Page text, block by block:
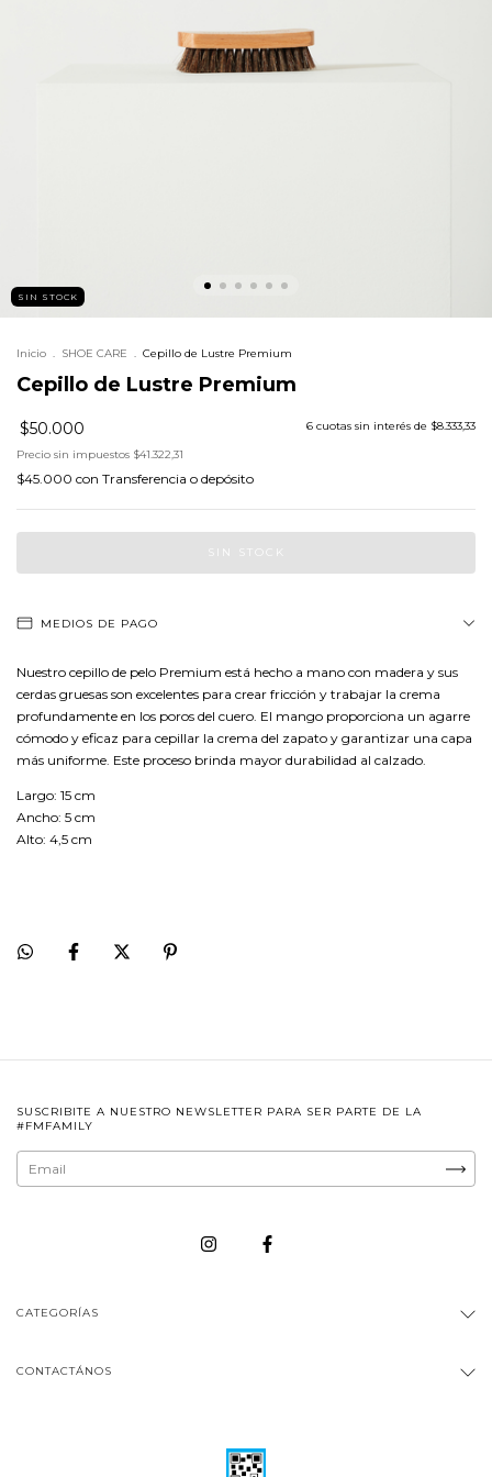
SIN STOCK
Inicio . SHOE CARE . Cepillo de Lustre Premium
Cepillo de Lustre Premium
$50.000 6 cuotas sin interés de $8.333,33
Precio sin impuestos $41.322,31
$45.000 con Transferencia o depósito
MEDIOS DE PAGO
Nuestro cepillo de pelo Premium está hecho a mano con madera y sus
cerdas gruesas son excelentes para crear fricción y trabajar la crema
profundamente en los poros del cuero. El mango proporciona un agarre
cómodo y eficaz para cepillar la crema del zapato y garantizar una capa
más uniforme. Este proceso brinda mayor durabilidad al calzado.
Largo: 15 cm
Ancho: 5 cm
Alto: 4,5 cm
SUSCRIBITE A NUESTRO NEWSLETTER PARA SER PARTE DE LA
#FMFAMILY
CATEGORÍAS
CONTACTÁNOS